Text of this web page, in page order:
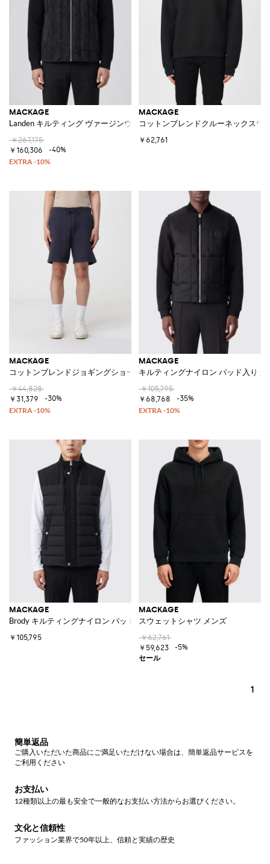
MACKAGE
Landen キルティング ヴァージンウールジャケット レザーディテール付き
￥267,175
￥160,306
-40%
MACKAGE
コットンブレンドクルーネックスウ
￥62,761
MACKAGE
コットンブレンドジョギングショーツ
￥44,828
￥31,379
-30%
MACKAGE
キルティングナイロン パッド入り
￥105,795
￥68,768
-35%
MACKAGE
Brody キルティングナイロン パッド入りジレ ハイネック
￥105,795
MACKAGE
スウェットシャツ メンズ
￥62,761
￥59,623
-5%
1
簡単返品
ご購入いただいた商品にご満足いただけない場合は、簡単返品サービスを
ご利用ください
お支払い
12種類以上の最も安全で一般的なお支払い方法からお選びください。
文化と信頼性
ファッション業界で50年以上、信頼と実績の歴史